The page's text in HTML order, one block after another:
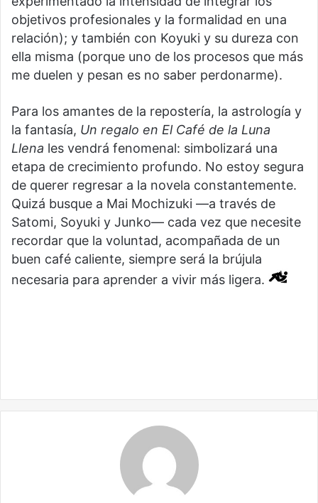
objetivos profesionales y la formalidad en una
relación); y también con Koyuki y su dureza con
ella misma (porque uno de los procesos que más
me duelen y pesan es no saber perdonarme).
Para los amantes de la repostería, la astrología y
la fantasía, Un regalo en El Café de la Luna
Llena les vendrá fenomenal: simbolizará una
etapa de crecimiento profundo. No estoy segura
de querer regresar a la novela constantemente.
Quizá busque a Mai Mochizuki —a través de
Satomi, Soyuki y Junko— cada vez que necesite
recordar que la voluntad, acompañada de un
buen café caliente, siempre será la brújula
necesaria para aprender a vivir más ligera.